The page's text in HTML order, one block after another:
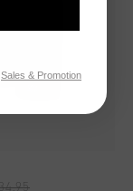
Sales & Promotion